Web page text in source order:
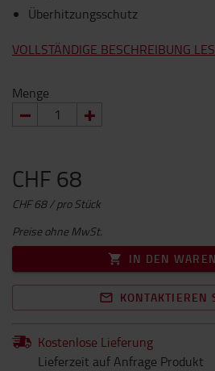
Überhitzungsschutz
VOLLSTÄNDIGE BESCHREIBUNG
Menge
CHF 68
CHF 68 / pro Stück
Preise ohne MwSt.
IN DEN
KONTAKTIEREN
Kostenlose Lieferung
Lieferzeit auf Anfrage Produkt